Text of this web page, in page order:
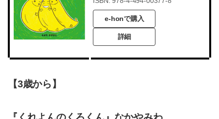
e-honで購入
詳細
【3歳から】